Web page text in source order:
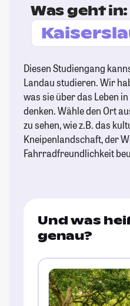
Was geht in:
Diesen Studiengang
Landau studieren. Wir
was sie über das Leben
denken. Wähle den Ort
zu sehen, wie z.B. das
Kneipenlandschaft, der
Fahrradfreundlichkeit
Und was
genau?